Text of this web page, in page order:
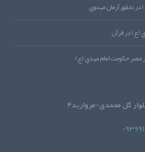
در تحقق آرمان مهدوي
(ع) در قرآن
عصر حکومت امام مهدي (ع)
گل محمدی-مروارید4